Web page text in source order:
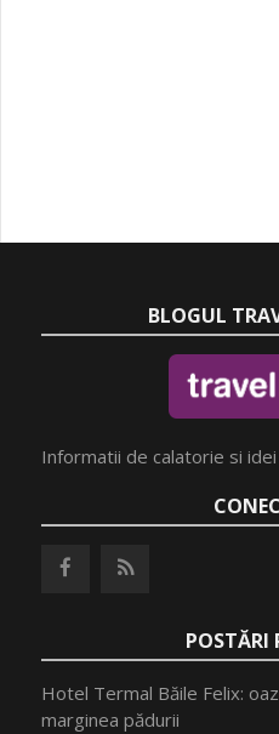
BLOGUL
Informatii de calatorie si
POSTĂRI
Hotel Termal Băile Felix:
marginea pădurii